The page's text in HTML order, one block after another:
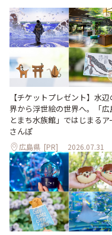
【チケットプレゼント】水
界から浮世絵の世界へ。「広
とまち水族館」ではじまるア
さんぽ
広島県 [PR] 2026.07.31